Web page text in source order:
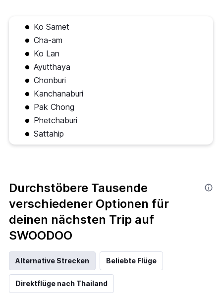
Ko Samet
Cha-am
Ko Lan
Ayutthaya
Chonburi
Kanchanaburi
Pak Chong
Phetchaburi
Sattahip
Durchstöbere Tausende
verschiedener Optionen für
deinen nächsten Trip auf
SWOODOO
Alternative Strecken Beliebte Flüge
Direktflüge nach Thailand